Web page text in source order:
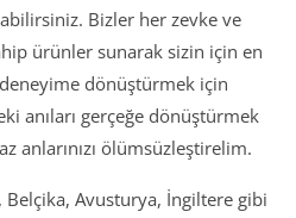
Bizler her zevke ve
ürünler sunarak sizin için en
dönüştürmek için
anıları gerçeğe dönüştürmek
anlarınızı ölümsüzleştirelim.
Avusturya, İngiltere gibi